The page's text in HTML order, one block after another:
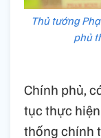
Thủ tướng
phủ
Chính phủ,
tục thực
thống chính